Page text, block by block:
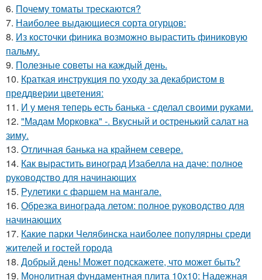
6. Почему томаты трескаются?
7. Наиболее выдающиеся сорта огурцов:
8. Из косточки финика возможно вырастить финиковую
пальму.
9. Полезные советы на каждый день.
10. Краткая инструкция по уходу за декабристом в
преддверии цветения:
11. И у меня теперь есть банька - сделал своими руками.
12. "Мадам Морковка" -. Вкусный и остренький салат на
зиму.
13. Отличная банька на крайнем севере.
14. Как вырастить виноград Изабелла на даче: полное
руководство для начинающих
15. Рулетики с фаршем на мангале.
16. Обрезка винограда летом: полное руководство для
начинающих
17. Какие парки Челябинска наиболее популярны среди
жителей и гостей города
18. Добрый день! Может подскажете, что может быть?
19. Монолитная фундаментная плита 10х10: Надежная